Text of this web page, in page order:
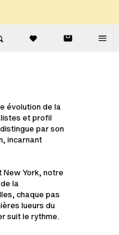
évolution de la
et profil
par son
incarnant
York, notre
la
chaque pas
lueurs du
suit le rythme.